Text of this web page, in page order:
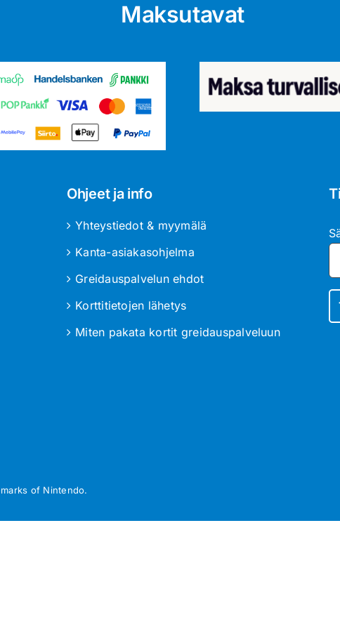
Maksutavat
Ohjeet ja info
Yhteystiedot & myymälä
Kanta-asiakasohjelma
Greidauspalvelun ehdot
Korttitietojen lähetys
Miten pakata kortit greidauspalveluun
of Nintendo.